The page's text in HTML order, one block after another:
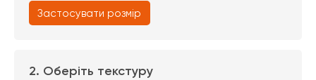
Застосувати розмір
2. Оберіть текстуру